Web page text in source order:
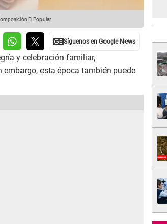
El Popular
y celebración familiar,
esta época también puede